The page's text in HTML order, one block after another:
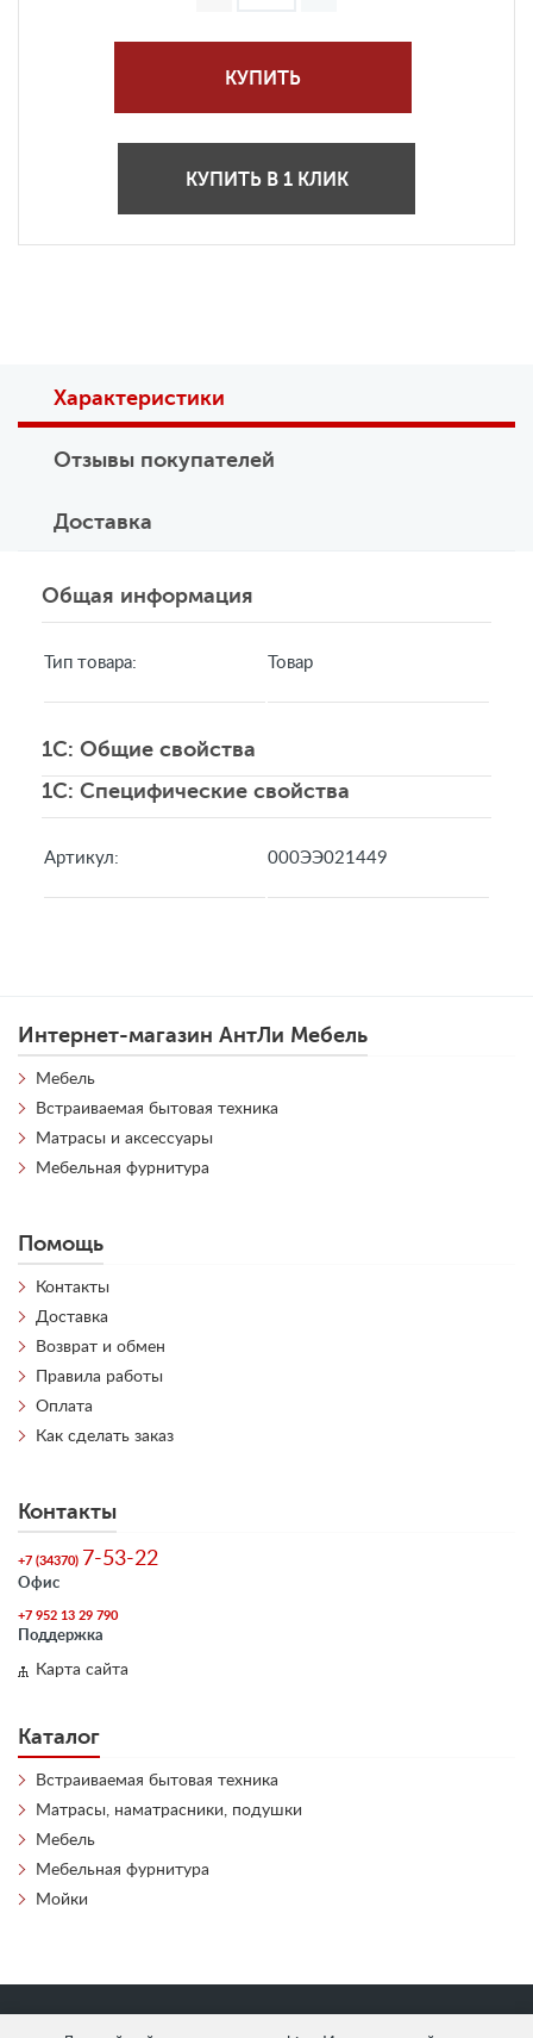
КУПИТЬ
КУПИТЬ В 1 КЛИК
Характеристики
Отзывы покупателей
Доставка
Общая информация
Тип товара: Товар
1C: Общие свойства
1C: Специфические свойства
Артикул: 000ЭЭ021449
Интернет-магазин АнтЛи Мебель
Мебель
Встраиваемая бытовая техника
Матрасы и аксессуары
Мебельная фурнитура
Помощь
Контакты
Доставка
Возврат и обмен
Правила работы
Оплата
Как сделать заказ
Контакты
+7 (34370) 7-53-22
Офис
+7 952 13 29 790
Поддержка
Карта сайта
Каталог
Встраиваемая бытовая техника
Матрасы, наматрасники, подушки
Мебель
Мебельная фурнитура
Мойки